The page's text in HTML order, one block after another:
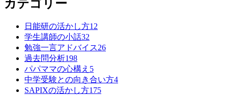
カテゴリー
日能研の活かし方12
学生講師の小話32
勉強一言アドバイス26
過去問分析198
パパママの心構え 5
中学受験との向き合い方4
SAPIXの活かし方175